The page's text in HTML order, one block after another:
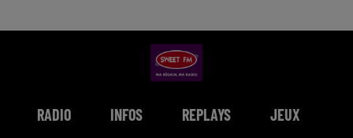
RADIO INFOS REPLAYS JEUX